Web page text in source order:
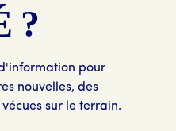
?
pour
nouvelles, des
sur le terrain.